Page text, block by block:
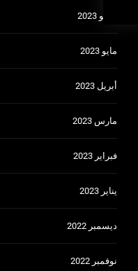
يونيو 2023
مايو 2023
أبريل 2023
مارس 2023
فبراير 2023
يناير 2023
ديسمبر 2022
نوفمبر 2022